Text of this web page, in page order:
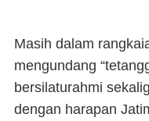
Masih dalam
mengundang
bersilaturahmi
dengan harapan